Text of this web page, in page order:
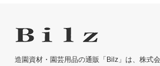
造園資材・園芸用品の通販「Bilz」は、株式